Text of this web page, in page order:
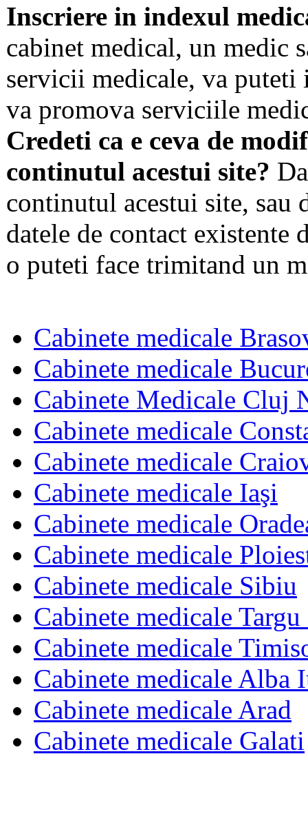
Inscriere in indexul
cabinet medical, un medic
servicii medicale, va puteti
va promova serviciile
Credeti ca e ceva de
continutul acestui site?
continutul acestui site, sau
datele de contact existente
o puteti face trimitand un
Cabinete medicale
Cabinete medicale
Cabinete Medicale Cluj
Cabinete medicale
Cabinete medicale
Cabinete medicale Iaşi
Cabinete medicale
Cabinete medicale
Cabinete medicale Sibiu
Cabinete medicale
Cabinete medicale
Cabinete medicale Alba
Cabinete medicale Arad
Cabinete medicale Galati